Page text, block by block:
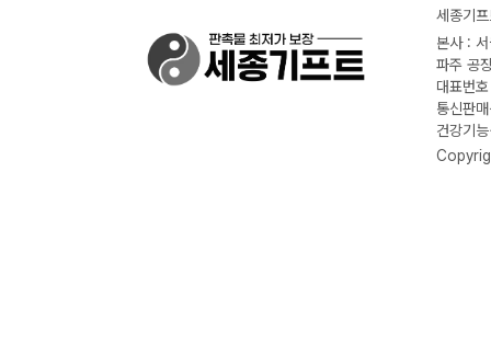
세종기
본사 :
파주 공
대표번
통신판
건강기